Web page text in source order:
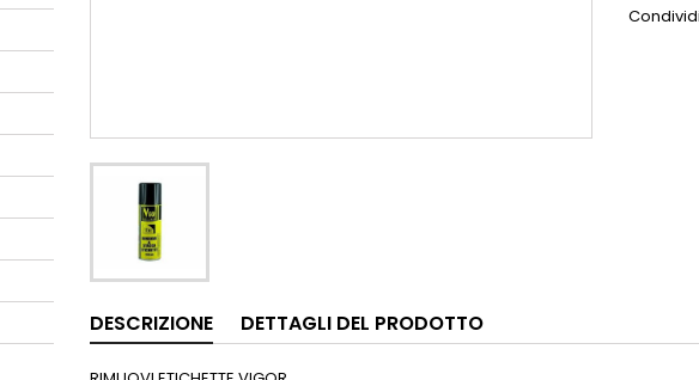
Condividi
DESCRIZIONE DETTAGLI DEL PRODOTTO